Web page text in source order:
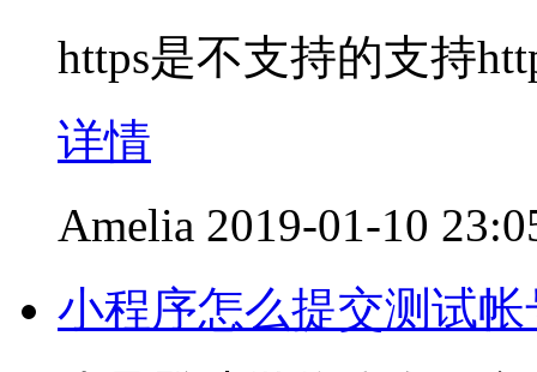
https是不支持的支持
详情
Amelia 2019-01-10
小程序怎么提交测试帐